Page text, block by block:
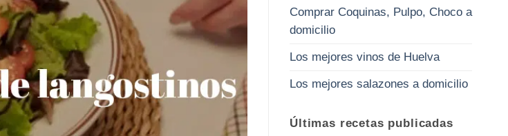
Comprar Coquinas, Pulpo, Choco a
domicilio
Los mejores vinos de Huelva
Los mejores salazones a domicilio
Últimas recetas publicadas